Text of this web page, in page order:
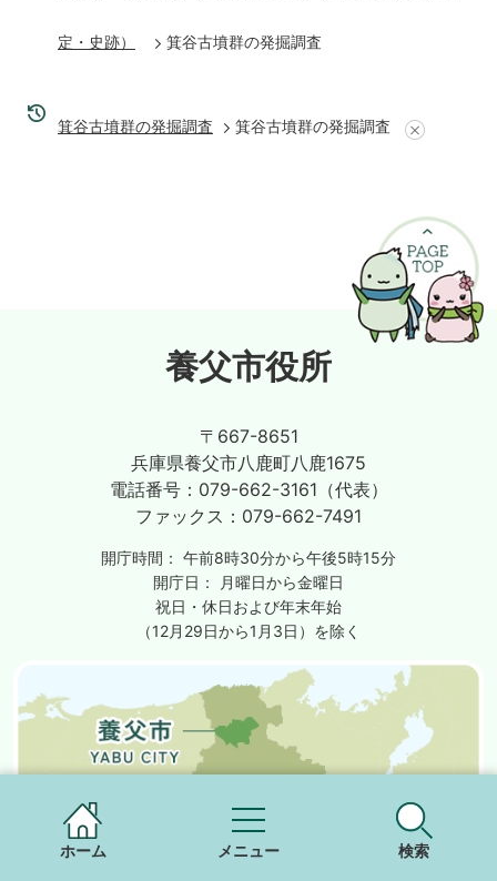
ホーム メニュー 検索
定・史跡） 箕谷古墳群の発掘調査
箕谷古墳群の発掘調査 箕谷古墳群の発掘調査
養父市役所
〒667-8651
兵庫県養父市八鹿町八鹿1675
電話番号： 079-662-3161（代表）
ファックス： 079-662-7491
開庁時間： 午前8時30分から午後5時15分
開庁日：
月曜日から金曜日
祝日・休日および年末年始
（12月29日から1月3日）を除く